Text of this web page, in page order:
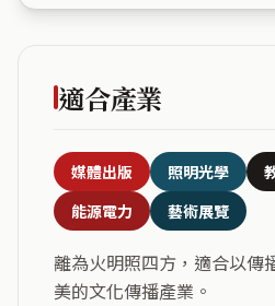
適合產業
媒體出版 照明光學
能源電力
藝術展覽
離為火明照四方，適合以傳
美的文化傳播產業。